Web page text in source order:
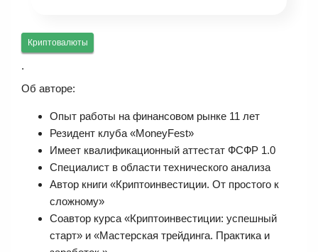
Криптовалюты
.
Об авторе:
Опыт работы на финансовом рынке 11 лет
Резидент клуба «MoneyFest»
Имеет квалификационный аттестат ФСФР 1.0
Специалист в области технического анализа
Автор книги «Криптоинвестиции. От простого к
сложному»
Соавтор курса «Криптоинвестиции: успешный
старт» и «Мастерская трейдинга. Практика и